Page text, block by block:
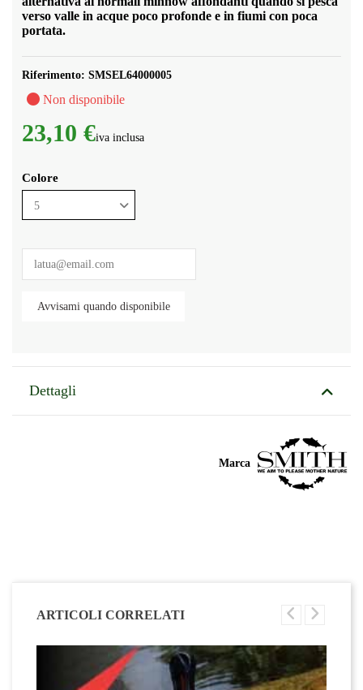
verso valle in acque poco profonde e in fiumi con poca
portata.
Riferimento: SMSEL64000005
Non disponibile
23,10 €iva inclusa
Colore
Dettagli
Marca
ARTICOLI CORRELATI